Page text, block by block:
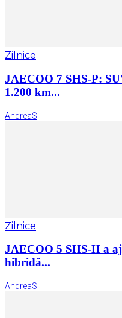
Zilnice
JAECOO 7 SHS-P:
1.200 km...
AndreaS
Zilnice
JAECOO 5 SHS-H a
hibridă...
AndreaS